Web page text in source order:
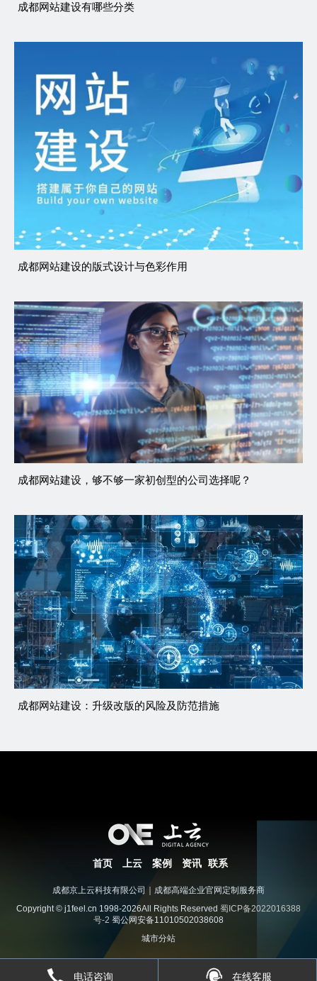
电话咨询 在线客服
成都网站建设有哪些分类
成都网站建设的版式设计与色彩作用
成都网站建设，够不够一家初创型的公司选择呢？
成都网站建设：升级改版的风险及防范措施
首页 上云 案例 资讯 联系
成都京上云科技有限公司｜成都高端企业官网定制服务商
Copyright © j1feel.cn 1998-2026All Rights Reserved 蜀ICP备2022016388
号-2 蜀公网安备11010502038608
城市分站